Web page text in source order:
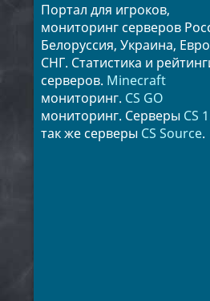
Портал для игроков,
мониторинг серверов
Белоруссия, Украина,
СНГ. Статистика и
серверов. Minecraft
мониторинг. CS GO
мониторинг. Серверы CS
так же серверы CS Source.